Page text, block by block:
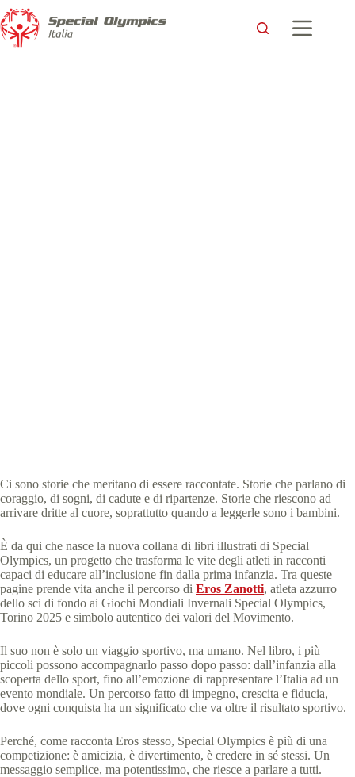
Ci sono storie che meritano di essere raccontate. Storie che parlano di
coraggio, di sogni, di cadute e di ripartenze. Storie che riescono ad
arrivare dritte al cuore, soprattutto quando a leggerle sono i bambini.
È da qui che nasce la nuova collana di libri illustrati di Special
Olympics, un progetto che trasforma le vite degli atleti in racconti
capaci di educare all’inclusione fin dalla prima infanzia. Tra queste
pagine prende vita anche il percorso di Eros Zanotti, atleta azzurro
dello sci di fondo ai Giochi Mondiali Invernali Special Olympics,
Torino 2025 e simbolo autentico dei valori del Movimento.
Il suo non è solo un viaggio sportivo, ma umano. Nel libro, i più
piccoli possono accompagnarlo passo dopo passo: dall’infanzia alla
scoperta dello sport, fino all’emozione di rappresentare l’Italia ad un
evento mondiale. Un percorso fatto di impegno, crescita e fiducia,
dove ogni conquista ha un significato che va oltre il risultato sportivo.
Perché, come racconta Eros stesso, Special Olympics è più di una
competizione: è amicizia, è divertimento, è credere in sé stessi. Un
messaggio semplice, ma potentissimo, che riesce a parlare a tutti.